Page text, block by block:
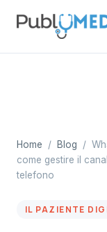
Home / Blog /
come gestire il
telefono
IL PAZIENTE